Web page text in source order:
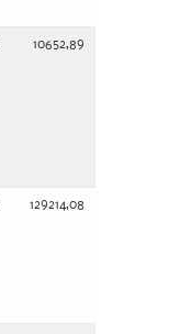
10652,89
129214,08